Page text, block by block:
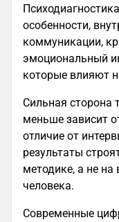
особенности,
коммуникации,
эмоциональный
которые влияют
Сильная сторона
меньше зависит
отличие от
результаты
методике, а не на
человека.
Современные